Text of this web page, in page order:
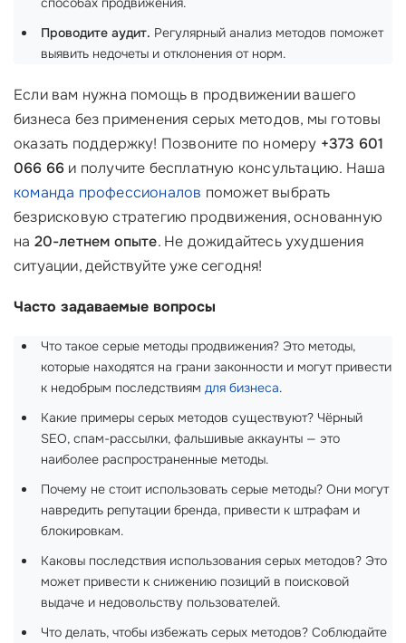
Проводите аудит. Регулярный анализ методов поможет
выявить недочеты и отклонения от норм.
Если вам нужна помощь в продвижении вашего
бизнеса без применения серых методов, мы готовы
оказать поддержку! Позвоните по номеру +373 601
066 66 и получите бесплатную консультацию. Наша
команда профессионалов поможет выбрать
безрисковую стратегию продвижения, основанную
на 20-летнем опыте. Не дожидайтесь ухудшения
ситуации, действуйте уже сегодня!
Часто задаваемые вопросы
Что такое серые методы продвижения? Это методы,
которые находятся на грани законности и могут привести
к недобрым последствиям для бизнеса.
Какие примеры серых методов существуют? Чёрный
SEO, спам-рассылки, фальшивые аккаунты — это
наиболее распространенные методы.
Почему не стоит использовать серые методы? Они могут
навредить репутации бренда, привести к штрафам и
блокировкам.
Каковы последствия использования серых методов? Это
может привести к снижению позиций в поисковой
выдаче и недовольству пользователей.
Что делать, чтобы избежать серых методов? Соблюдайте